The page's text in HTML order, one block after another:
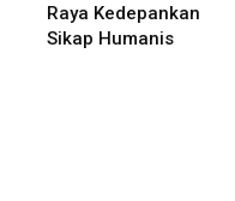
Raya Kedepankan
Sikap Humanis